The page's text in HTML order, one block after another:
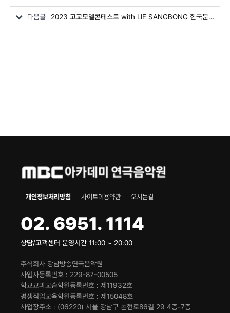
다음글 2023 고교모델콘테스트 with LIE SANGBONG 한국문화예술위원회 위원장상 / 서민정
개인정보처리방침 사이트이용약관 오시는길
02. 6951. 1114
상담/고객센터 운영시간 11:00 ~ 20:00
주식회사 강남방송연극음악원
사업자등록번호
229-87-00505
학교교과교습학원등록번호
제11932호
평생직업교육학원등록번호
제15048호
사업장주소
(06220) 서울 강남구 논현로86길 29 4층-7층